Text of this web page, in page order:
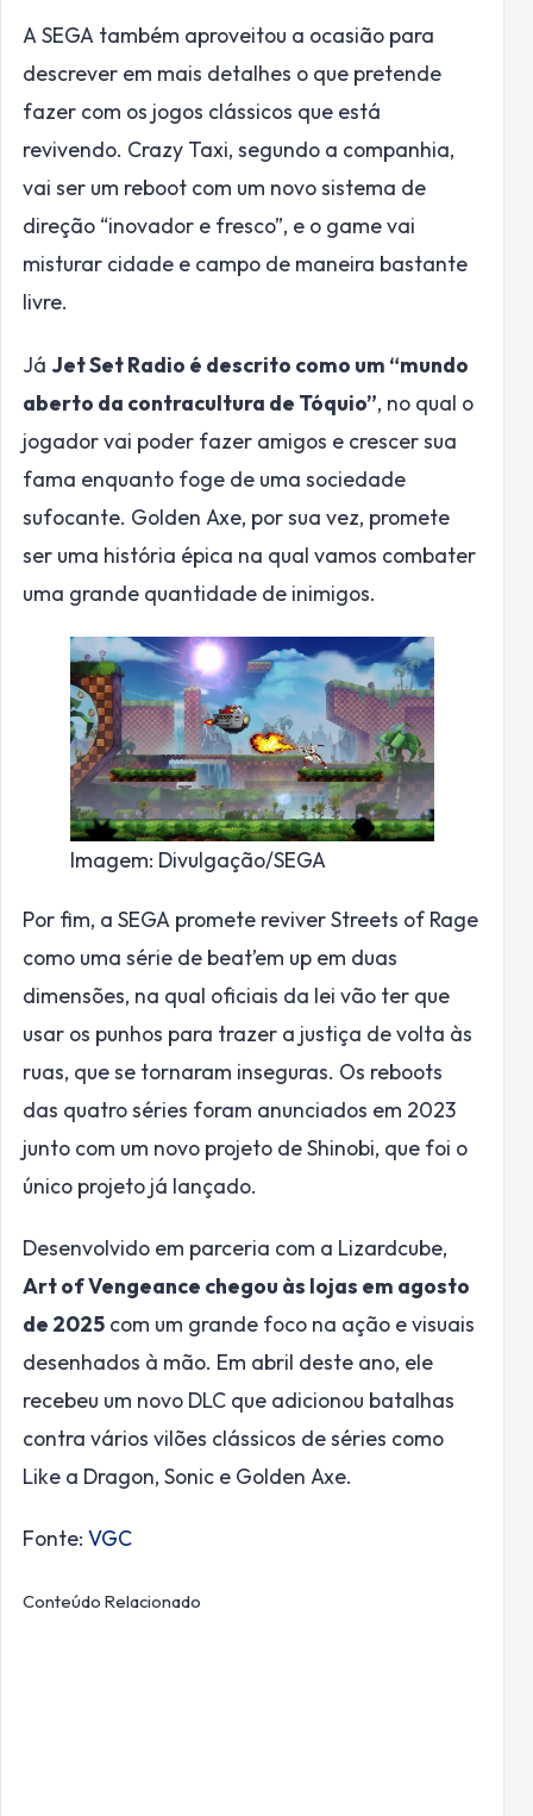
A SEGA também aproveitou a ocasião para
descrever em mais detalhes o que pretende
fazer com os jogos clássicos que está
revivendo. Crazy Taxi, segundo a companhia,
vai ser um reboot com um novo sistema de
direção “inovador e fresco”, e o game vai
misturar cidade e campo de maneira bastante
livre.
Já Jet Set Radio é descrito como um “mundo
aberto da contracultura de Tóquio”, no qual o
jogador vai poder fazer amigos e crescer sua
fama enquanto foge de uma sociedade
sufocante. Golden Axe, por sua vez, promete
ser uma história épica na qual vamos combater
uma grande quantidade de inimigos.
Imagem: Divulgação/SEGA
Por fim, a SEGA promete reviver Streets of Rage
como uma série de beat’em up em duas
dimensões, na qual oficiais da lei vão ter que
usar os punhos para trazer a justiça de volta às
ruas, que se tornaram inseguras. Os reboots
das quatro séries foram anunciados em 2023
junto com um novo projeto de Shinobi, que foi o
único projeto já lançado.
Desenvolvido em parceria com a Lizardcube,
Art of Vengeance chegou às lojas em agosto
de 2025 com um grande foco na ação e visuais
desenhados à mão. Em abril deste ano, ele
recebeu um novo DLC que adicionou batalhas
contra vários vilões clássicos de séries como
Like a Dragon, Sonic e Golden Axe.
Fonte: VGC
Conteúdo Relacionado